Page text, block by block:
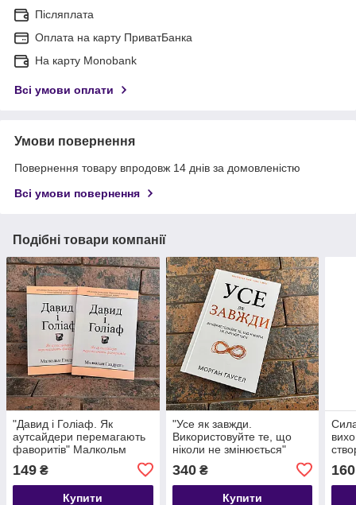
Післяплата
Оплата на карту ПриватБанка
На карту Monobank
Всі умови оплати
Умови повернення
Повернення товару впродовж 14 днів за домовленістю
Всі умови повернення
Подібні товари компанії
"Давид і Голіаф. Як
аутсайдери перемагають
фаворитів" Малкольм
мовою
149 ₴
Купити
"Усе як завжди.
Використовуйте те, що
ніколи не змінюється"
українською мовою
видавництва Bookchef
340₴
Купити
160